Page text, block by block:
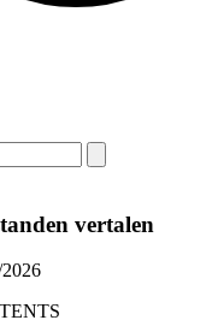
vertalen